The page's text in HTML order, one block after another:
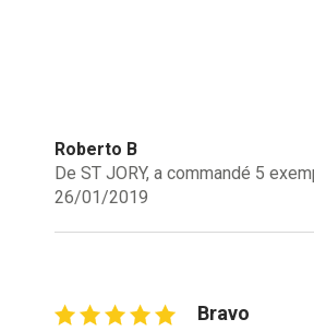
Roberto B
De ST JORY, a commandé 5
26/01/2019
Bravo